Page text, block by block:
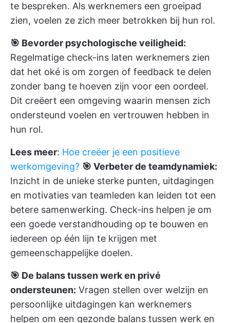
te bespreken. Als werknemers een groeipad
zien, voelen ze zich meer betrokken bij hun rol.
🎯 Bevorder psychologische veiligheid:
Regelmatige check-ins laten werknemers zien
dat het oké is om zorgen of feedback te delen
zonder bang te hoeven zijn voor een oordeel.
Dit creëert een omgeving waarin mensen zich
ondersteund voelen en vertrouwen hebben in
hun rol.
Lees meer: Hoe creëer je een positieve
werkomgeving? 🎯 Verbeter de teamdynamiek:
Inzicht in de unieke sterke punten, uitdagingen
en motivaties van teamleden kan leiden tot een
betere samenwerking. Check-ins helpen je om
een goede verstandhouding op te bouwen en
iedereen op één lijn te krijgen met
gemeenschappelijke doelen.
🎯 De balans tussen werk en privé
ondersteunen: Vragen stellen over welzijn en
persoonlijke uitdagingen kan werknemers
helpen om een gezonde balans tussen werk en